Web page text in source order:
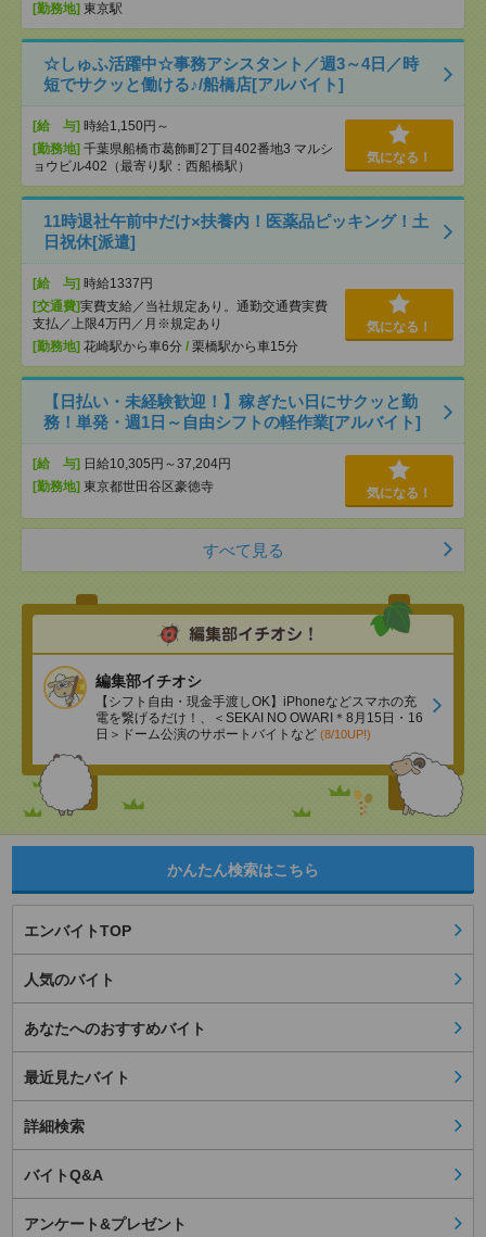
[勤務地] 東京駅
☆しゅふ活躍中☆事務アシスタント／週3～4日／時
短でサクッと働ける♪/船橋店[アルバイト]
[給 与] 時給1,150円～
[勤務地] 千葉県船橋市葛飾町2丁目402番地3 マルシ
ョウビル402（最寄り駅：西船橋駅）
気になる！
11時退社午前中だけ×扶養内！医薬品ピッキング！土
日祝休[派遣]
[給 与] 時給1337円
[交通費]実費支給／当社規定あり。通勤交通費実費
支払／上限4万円／月※規定あり
[勤務地] 花崎駅から車6分 / 栗橋駅から車15分
気になる！
【日払い・未経験歓迎！】稼ぎたい日にサクッと勤
務！単発・週1日～自由シフトの軽作業[アルバイト]
[給 与] 日給10,305円～37,204円
[勤務地] 東京都世田谷区豪徳寺 気になる！
すべて見る
編集部イチオシ
【シフト自由・現金手渡しOK】iPhoneなどスマホの充
電を繋げるだけ！、＜SEKAI NO OWARI＊8月15日・16
日＞ドーム公演のサポートバイトなど (8/10UP!)
かんたん検索はこちら
エンバイトTOP
人気のバイト
あなたへのおすすめバイト
最近見たバイト
詳細検索
バイトQ&A
アンケート&プレゼント